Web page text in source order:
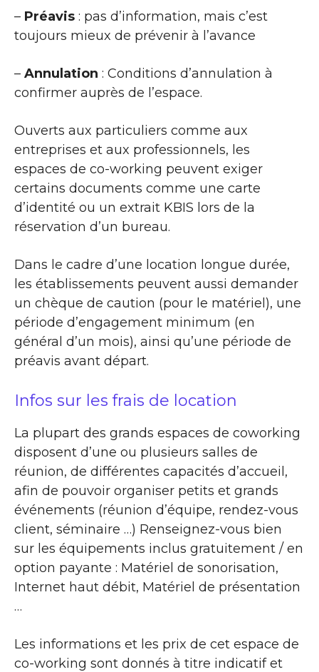
– Préavis : pas d’information, mais c’est
toujours mieux de prévenir à l’avance
– Annulation : Conditions d’annulation à
confirmer auprès de l’espace.
Ouverts aux particuliers comme aux
entreprises et aux professionnels, les
espaces de co-working peuvent exiger
certains documents comme une carte
d’identité ou un extrait KBIS lors de la
réservation d’un bureau.
Dans le cadre d’une location longue durée,
les établissements peuvent aussi demander
un chèque de caution (pour le matériel), une
période d’engagement minimum (en
général d’un mois), ainsi qu’une période de
préavis avant départ.
Infos sur les frais de location
La plupart des grands espaces de coworking
disposent d’une ou plusieurs salles de
réunion, de différentes capacités d’accueil,
afin de pouvoir organiser petits et grands
événements (réunion d’équipe, rendez-vous
client, séminaire …) Renseignez-vous bien
sur les équipements inclus gratuitement / en
option payante : Matériel de sonorisation,
Internet haut débit, Matériel de présentation
…
Les informations et les prix de cet espace de
co-working sont donnés à titre indicatif et